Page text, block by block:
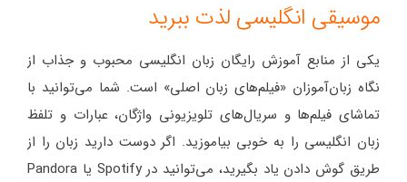
موسیقی انگلیسی لذت ببرید
یکی از منابع آموزش رایگان زبان انگلیسی محبوب و جذاب از
نگاه زبان‌آموزان «فیلم‌های زبان اصلی» است. شما می‌توانید با
تماشای فیلم‌ها و سریال‌های تلویزیونی واژگان، عبارات و تلفظ
زبان انگلیسی را به خوبی بیاموزید. اگر دوست دارید زبان را از
طریق گوش دادن یاد بگیرید، می‌توانید در Spotify یا Pandora